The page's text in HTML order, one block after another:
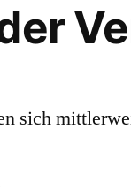
sich